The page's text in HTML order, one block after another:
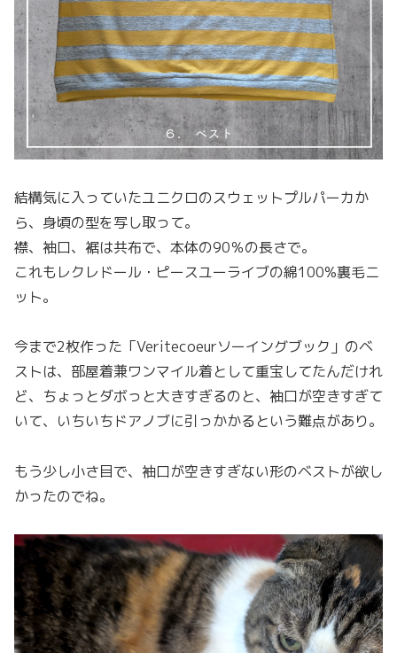
結構気に入っていたユニクロのスウェットプルパーカか
ら、身頃の型を写し取って。
襟、袖口、裾は共布で、本体の90％の長さで。
これもレクレドール・ピースユーライブの綿100%裏毛ニ
ット。
今まで2枚作った「Veritecoeurソーイングブック」のベ
ストは、部屋着兼ワンマイル着として重宝してたんだけれ
ど、ちょっとダボっと大きすぎるのと、袖口が空きすぎて
いて、いちいちドアノブに引っかかるという難点があり。
もう少し小さ目で、袖口が空きすぎない形のベストが欲し
かったのでね。